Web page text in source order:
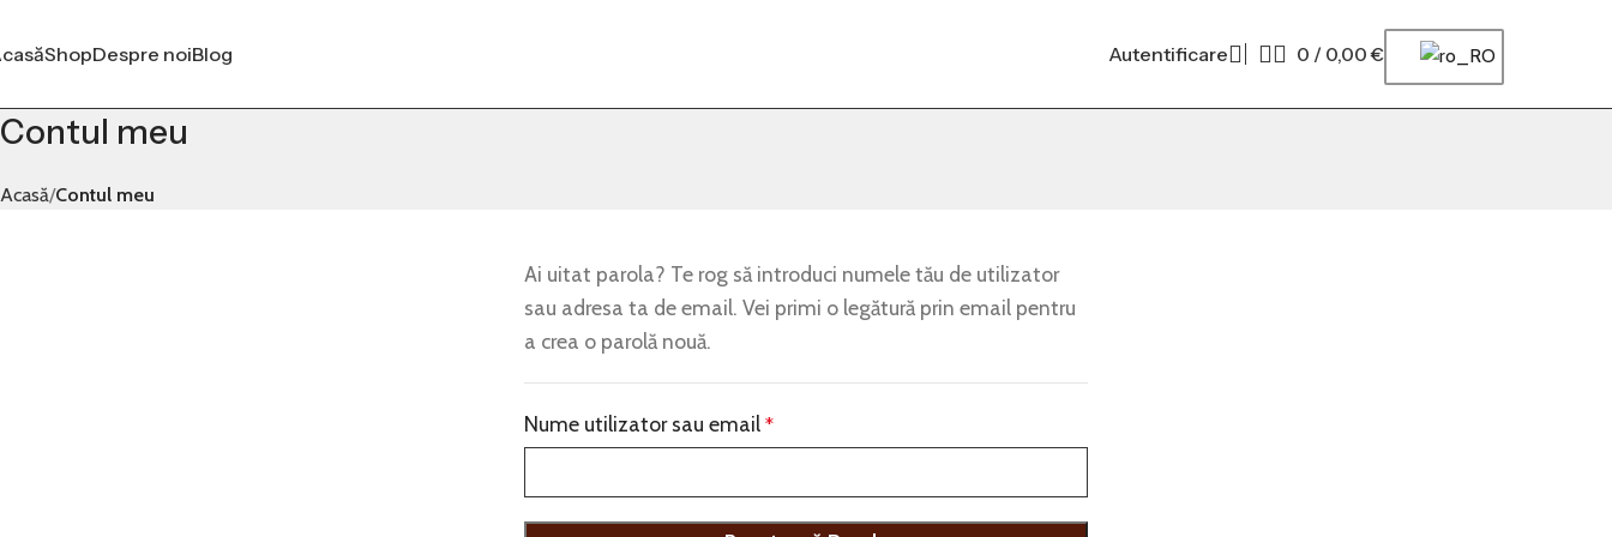
ShopDespre noiBlog Autentificare 0 / 0,00€
Contul meu
Acasă Contul meu
Ai uitat parola? Te rog să introduci numele tău de utilizator
sau adresa ta de email. Vei primi o legătură prin email pentru
a crea o parolă nouă.
Nume utilizator sau email *